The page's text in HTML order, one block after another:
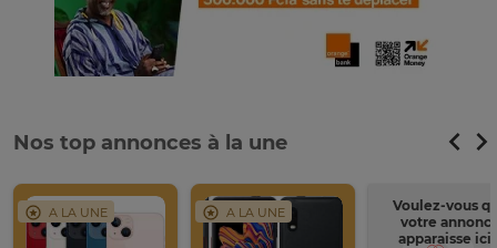
Nos top annonces à la une
A LA UNE A LA UNE
Voulez-vous
votre
apparaisse ici